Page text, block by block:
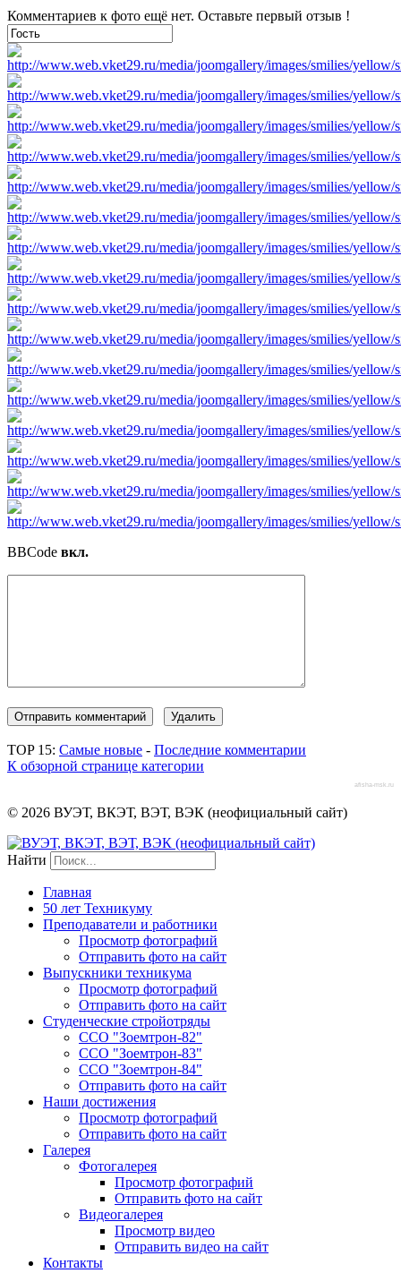
Комментариев к фото ещё нет. Оставьте первый отзыв !
BBCode вкл.
TOP 15: Самые новые - Последние комментарии
К обзорной странице категории
afisha-msk.ru
© 2026 ВУЭТ, ВКЭТ, ВЭТ, ВЭК (неофициальный сайт)
Найти
Главная
50 лет Техникуму
Преподаватели и работники
Просмотр фотографий
Отправить фото на сайт
Выпускники техникума
Просмотр фотографий
Отправить фото на сайт
Студенческие стройотряды
ССО "Зоемтрон-82"
ССО "Зоемтрон-83"
ССО "Зоемтрон-84"
Отправить фото на сайт
Наши достижения
Просмотр фотографий
Отправить фото на сайт
Галерея
Фотогалерея
Просмотр фотографий
Отправить фото на сайт
Видеогалерея
Просмотр видео
Отправить видео на сайт
Контакты